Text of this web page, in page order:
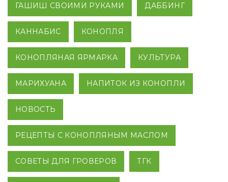
ГАШИШ СВОИМИ РУКАМИ ДАББИНГ
КАННАБИС КОНОПЛЯ
КОНОПЛЯНАЯ ЯРМАРКА КУЛЬТУРА
МАРИХУАНА НАПИТОК ИЗ КОНОПЛИ
НОВОСТЬ
РЕЦЕПТЫ С КОНОПЛЯНЫМ МАСЛОМ
СОВЕТЫ ДЛЯ ГРОВЕРОВ ТГК